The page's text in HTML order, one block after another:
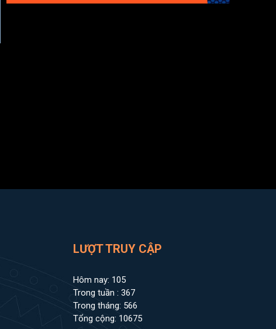
LƯỢT TRUY CẬP
Hôm nay: 105
Trong tuần : 367
Trong tháng: 566
Tổng cộng: 10675